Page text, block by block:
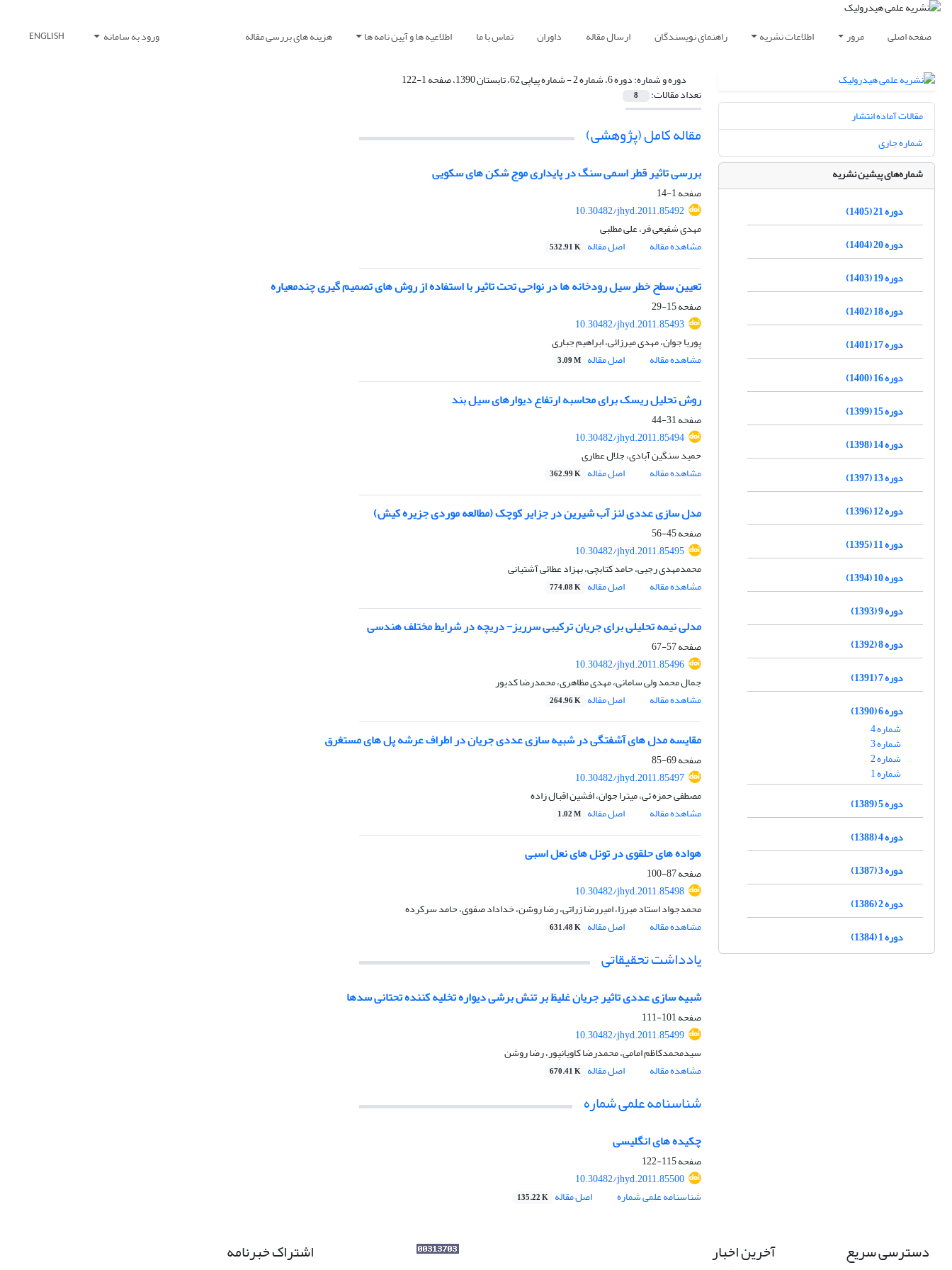
صفحه اصلی مرور اطلاعات نشریه راهنمای نویسندگان ارسال مقاله داوران تماس با ما اطلاعیه ها و آیین نامه ها هزینه های بررسی مقاله ورود به سامانه ENGLISH
دوره و شماره:دوره 6، شماره 2 - شماره پیاپی 62، تابستان 1390، صفحه 1-122
تعداد مقالات: 8
مقاله کامل (پژوهشی)
بررسی تاثیر قطر اسمی سنگ در پایداری موج شکن های سکویی
صفحه1-14
10.30482/jhyd.2011.85492
مهدی شفیعی فر، علی مطلبی
مشاهده مقاله
اصل مقاله 532.91 K
تعیین سطح خطر سیل رودخانه ها در نواحی تحت تاثیر با استفاده از روش های تصمیم گیری چندمعیاره
صفحه15-29
10.30482/jhyd.2011.85493
پوریا جوان، مهدی میرزائی، ابراهیم جباری
مشاهده مقاله
اصل مقاله 3.09 M
روش تحلیل ریسک برای محاسبه ارتفاع دیوارهای سیل بند
صفحه31-44
10.30482/jhyd.2011.85494
حمید سنگین آبادی، جلال عطاری
مشاهده مقاله
اصل مقاله 362.99 K
مدل سازی عددی لنز آب شیرین در جزایر کوچک (مطالعه موردی جزیره کیش)
صفحه45-56
10.30482/jhyd.2011.85495
محمدمهدی رجبی، حامد کتابچی، بهزاد عطائی آشتیانی
مشاهده مقاله
اصل مقاله 774.08 K
مدلی نیمه تحلیلی برای جریان ترکیبی سرریز- دریچه در شرایط مختلف هندسی
صفحه57-67
10.30482/jhyd.2011.85496
جمال محمد ولی سامانی، مهدی مظاهری، محمدرضا کدیور
مشاهده مقاله
اصل مقاله 264.96 K
مقایسه مدل های آشفتگی در شبیه سازی عددی جریان در اطراف عرشه پل های مستغرق
صفحه69-85
10.30482/jhyd.2011.85497
مصطفی حمزه ئی، میترا جوان، افشین اقبال زاده
مشاهده مقاله
اصل مقاله 1.02 M
هواده های حلقوی در تونل های نعل اسبی
صفحه87-100
10.30482/jhyd.2011.85498
محمدجواد استاد میرزا، امیررضا زراتی، رضا روشن، خداداد صفوی، حامد سرکرده
مشاهده مقاله
اصل مقاله 631.48 K
یادداشت تحقیقاتی
شبیه سازی عددی تاثیر جریان غلیظ بر تنش برشی دیواره تخلیه کننده تحتانی سدها
صفحه101-111
10.30482/jhyd.2011.85499
سیدمحمدکاظم امامی، محمدرضا کاویانپور، رضا روشن
مشاهده مقاله
اصل مقاله 670.41 K
شناسنامه علمی شماره
چکیده های انگلیسی
صفحه115-122
10.30482/jhyd.2011.85500
شناسنامه علمی شماره
اصل مقاله 135.22 K
مقالات آماده انتشار
شماره جاری
شماره‌های پیشین نشریه
دوره 21 (1405)
دوره 20 (1404)
دوره 19 (1403)
دوره 18 (1402)
دوره 17 (1401)
دوره 16 (1400)
دوره 15 (1399)
دوره 14 (1398)
دوره 13 (1397)
دوره 12 (1396)
دوره 11 (1395)
دوره 10 (1394)
دوره 9 (1393)
دوره 8 (1392)
دوره 7 (1391)
دوره 6 (1390)
شماره 4
شماره 3
شماره 2
شماره 1
دوره 5 (1389)
دوره 4 (1388)
دوره 3 (1387)
دوره 2 (1386)
دوره 1 (1384)
دسترسی سریع آخرین اخبار اشتراک خبرنامه